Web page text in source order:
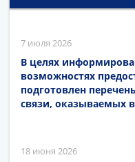
7 июля 2026
В целях
возможностях
подготовлен
связи, оказываемых
18 июня 2026